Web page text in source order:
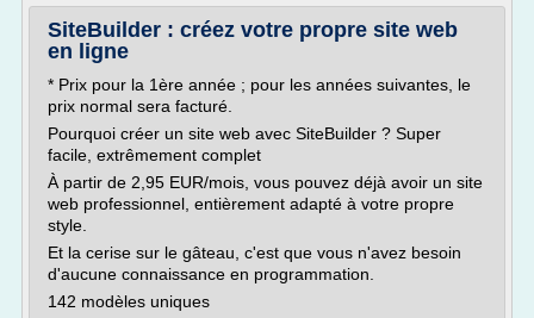
SiteBuilder : créez votre propre site web
en ligne
* Prix pour la 1ère année ; pour les années suivantes, le
prix normal sera facturé.
Pourquoi créer un site web avec SiteBuilder ? Super
facile, extrêmement complet
À partir de 2,95 EUR/mois, vous pouvez déjà avoir un site
web professionnel, entièrement adapté à votre propre
style.
Et la cerise sur le gâteau, c'est que vous n'avez besoin
d'aucune connaissance en programmation.
142 modèles uniques